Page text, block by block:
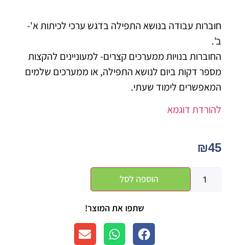
חוברות עבודה בנושא התפילה בדגש ערכי לכיתות א'-
ב'.
החוברות בנויות ממערכים קצרים- למעוניינים להקצות
מספר דקות ביום לנושא התפילה, או ממערכים שלמים
המאפשרים לימוד שעתי.
להורדת דוגמא
₪45
הוספה לסל
שתפו את המוצר!